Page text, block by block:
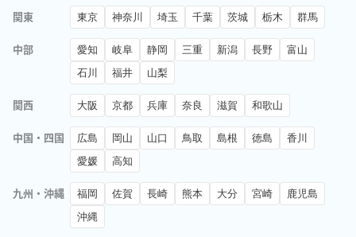
関東 東京 神奈川 埼玉 千葉 茨城 栃木 群馬
中部 愛知 岐阜 静岡 三重 新潟 長野
富山
石川
福井 山梨
関西 大阪 京都 兵庫 奈良 滋賀 和歌山
中国・四国 広島 岡山 山口 鳥取 島根 徳島
香川
愛媛
高知
九州・沖縄 福岡 佐賀 長崎 熊本 大分 宮崎
鹿児島
沖縄